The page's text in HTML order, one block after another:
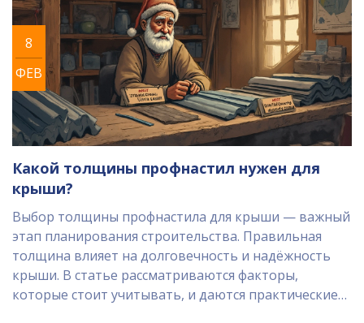
8
ФЕВ
Какой толщины профнастил нужен для
крыши?
Выбор толщины профнастила для крыши — важный
этап планирования строительства. Правильная
толщина влияет на долговечность и надёжность
крыши. В статье рассматриваются факторы,
которые стоит учитывать, и даются практические